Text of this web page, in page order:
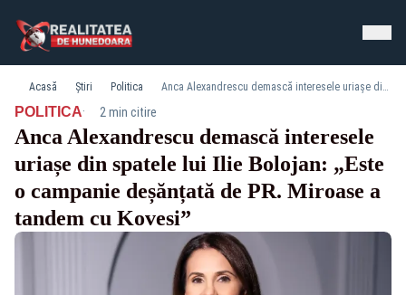
Acasă Știri Politica Anca Alexandrescu demască interesele uriașe din spatele lui Ilie Bolojan: „Este o campanie deșănțată de PR. Miroase a tandem cu Kovesi”
POLITICA· 2 min citire
Anca Alexandrescu demască interesele
uriașe din spatele lui Ilie Bolojan: „Este
o campanie deșănțată de PR. Miroase a
tandem cu Kovesi”